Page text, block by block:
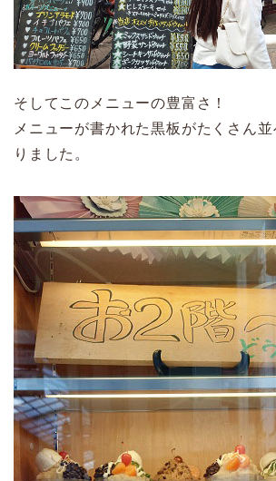
そしてこのメニューの豊富さ！
メニューが書かれた黒板がたくさん
りました。